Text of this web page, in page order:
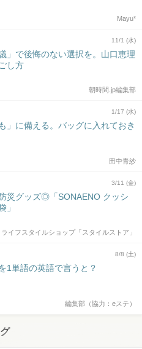
Mayu*
11/1 (水)
」で後悔のない選択を。山口恵理
し方
朝時間.jp編集部
1/17 (水)
」に備える。バッグに入れておき
田中青紗
3/11 (金)
災グッズ◎「SONAENO クッシ
」
ライフスタイルショップ「スタイルストア」
8/8 (土)
1単語の英語で言うと？
編集部（協力：eステ）